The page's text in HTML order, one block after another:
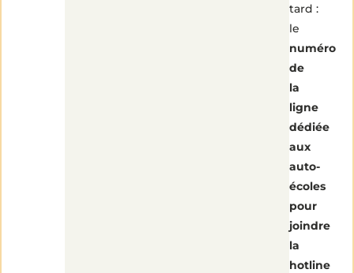
tard :
le
numéro
de
la
ligne
dédiée
aux
auto-
écoles
pour
joindre
la
hotline